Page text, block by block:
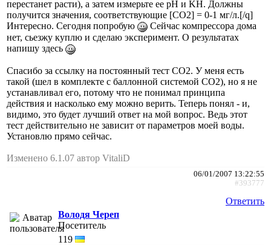
перестанет расти), а затем измерьте ее pH и KH. Должны
получится значения, соответствующие [CO2] = 0-1 мг/л.[/q]
Интересно. Сегодня попробую
Сейчас компрессора дома
нет, сьезжу куплю и сделаю эксперимент. О результатах
напишу здесь
Спасибо за ссылку на постоянный тест СО2. У меня есть
такой (шел в комплекте с баллонной системой СО2), но я не
устанавливал его, потому что не понимал принципа
действия и насколько ему можно верить. Теперь понял - и,
видимо, это будет лучший ответ на мой вопрос. Ведь этот
тест действительно не зависит от параметров моей воды.
Установлю прямо сейчас.
Изменено 6.1.07 автор VitaliD
06/01/2007 13:22:55
#393777
Ответить
Володя Череп
Посетитель
119